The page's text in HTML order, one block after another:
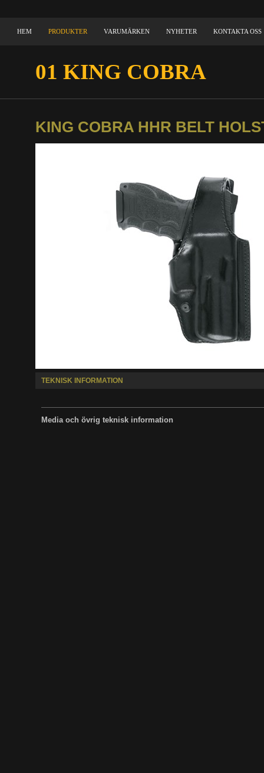
HEM PRODUKTER VARUMÄRKEN NYHETER KONTAKTA OSS
01 KING COBRA
KING COBRA HHR BELT
TEKNISK INFORMATION
Media och övrig teknisk information